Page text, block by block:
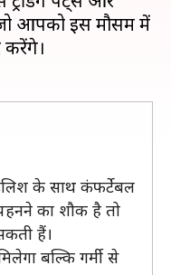
आपको इस मौसम में
के साथ कंफर्टेबल
का शौक है तो
हैं।
बल्कि गर्मी से